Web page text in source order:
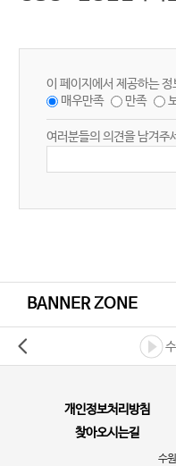
이 페이지에서 제공하는
매우만족
만족
여러분들의 의견을 남겨주
BANNER ZONE
개인정보처리방침
찾아오시는길
수